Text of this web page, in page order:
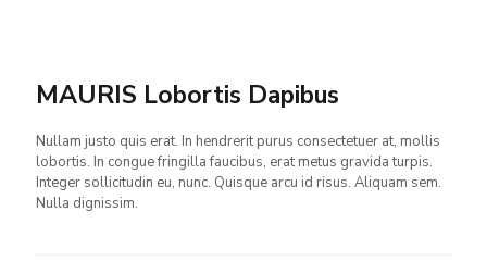
MAURIS Lobortis Dapibus
Nullam justo quis erat. In hendrerit purus consectetuer at, mollis
lobortis. In congue fringilla faucibus, erat metus gravida turpis.
Integer sollicitudin eu, nunc. Quisque arcu id risus. Aliquam sem.
Nulla dignissim.